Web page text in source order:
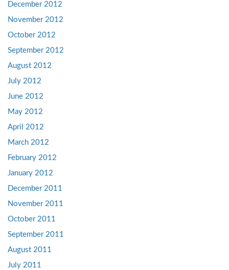
December 2012
November 2012
October 2012
September 2012
August 2012
July 2012
June 2012
May 2012
April 2012
March 2012
February 2012
January 2012
December 2011
November 2011
October 2011
September 2011
August 2011
July 2011